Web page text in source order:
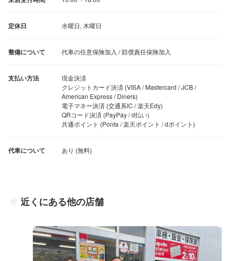
定休日 水曜日, 木曜日
整備について 代車の任意保険加入 / 賠償責任保険加入
支払い方法
現金決済
クレジットカード決済 (VISA / Mastercard / JCB /
American Express / Diners)
電子マネー決済 (交通系IC / 楽天Edy)
QRコード決済 (PayPay / d払い)
共通ポイント (Ponta / 楽天ポイント / dポイント)
代車について
近くにある他の店舗